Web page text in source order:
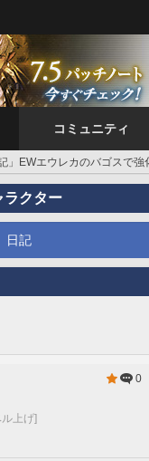
コミュニティ
」EWエウレカのバゴスで
ラクター
日記
0
ル上げ]